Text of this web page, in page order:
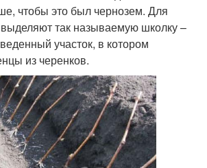
чтобы это был чернозем. Для
так называемую школку –
участок, в котором
из черенков.